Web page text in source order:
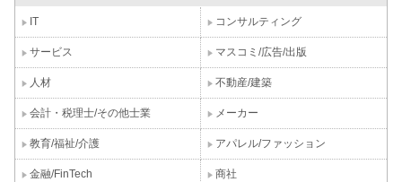
IT コンサルティング
サービス マスコミ/広告/出版
人材 不動産/建築
会計・税理士/その他士業 メーカー
教育/福祉/介護 アパレル/ファッション
金融/FinTech 商社